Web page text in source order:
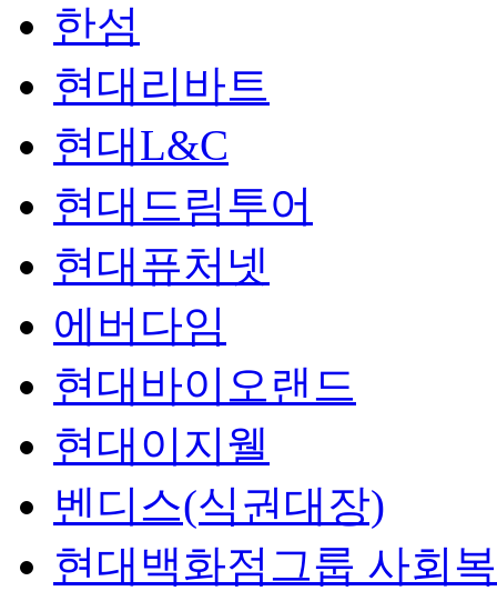
한섬
현대리바트
현대L&C
현대드림투어
현대퓨처넷
에버다임
현대바이오랜드
현대이지웰
벤디스(식권대장)
현대백화점그룹 사회